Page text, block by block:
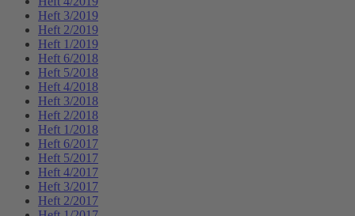
Heft 3/2019
Heft 2/2019
Heft 1/2019
Heft 6/2018
Heft 5/2018
Heft 4/2018
Heft 3/2018
Heft 2/2018
Heft 1/2018
Heft 6/2017
Heft 5/2017
Heft 4/2017
Heft 3/2017
Heft 2/2017